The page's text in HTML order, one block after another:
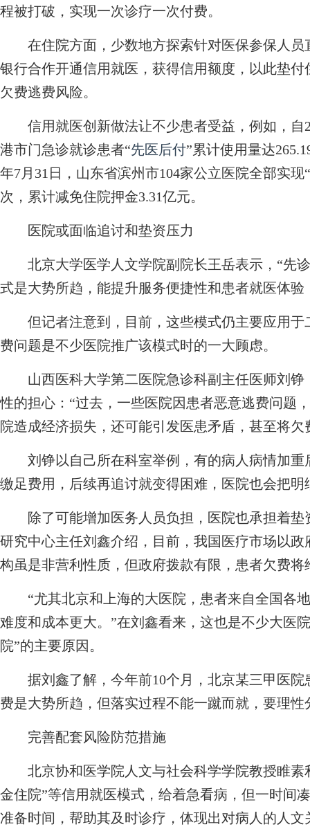
程被打破，实现一次诊疗一次付费。
在住院方面，少数地方探索针对医保参保人员
银行合作开通信用就医，获得信用额度，以此垫
欠费逃费风险。
信用就医创新做法让不少患者受益，例如，自
港市门急诊就诊患者“先医后付”累计使用量达
年7月31日，山东省滨州市104家公立医院全部实
次，累计减免住院押金3.31亿元。
医院或面临追讨和垫资压力
北京大学医学人文学院副院长王岳表示，“先诊
式是大势所趋，能提升服务便捷性和患者就医体
但记者注意到，目前，这些模式仍主要应用于
费问题是不少医院推广该模式时的一大顾虑。
山西医科大学第二医院急诊科副主任医师刘铮
性的担心：“过去，一些医院因患者恶意逃费问题
院造成经济损失，还可能引发医患矛盾，甚至将
刘铮以自己所在科室举例，有的病人病情加重
缴足费用，后续再追讨就变得困难，医院也会把
除了可能增加医务人员负担，医院也承担着垫
研究中心主任刘鑫介绍，目前，我国医疗市场以
构虽是非营利性质，但政府拨款有限，患者欠费
“尤其北京和上海的大医院，患者来自全国各
难度和成本更大。”在刘鑫看来，这也是不少大医
院”的主要原因。
据刘鑫了解，今年前10个月，北京某三甲医院
费是大势所趋，但落实过程不能一蹴而就，要理性
完善配套风险防范措施
北京协和医学院人文与社会科学学院教授睢素
金住院”等信用就医模式，给着急看病，但一时间
准备时间，帮助其及时诊疗，体现出对病人的人文